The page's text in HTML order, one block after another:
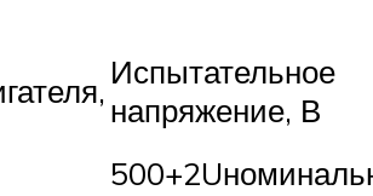
Испытательное
напряжение, В